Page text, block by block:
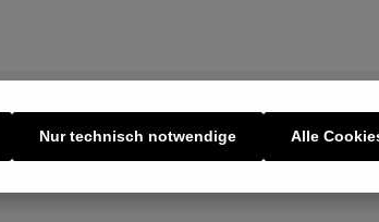
Nur technisch notwendige Alle